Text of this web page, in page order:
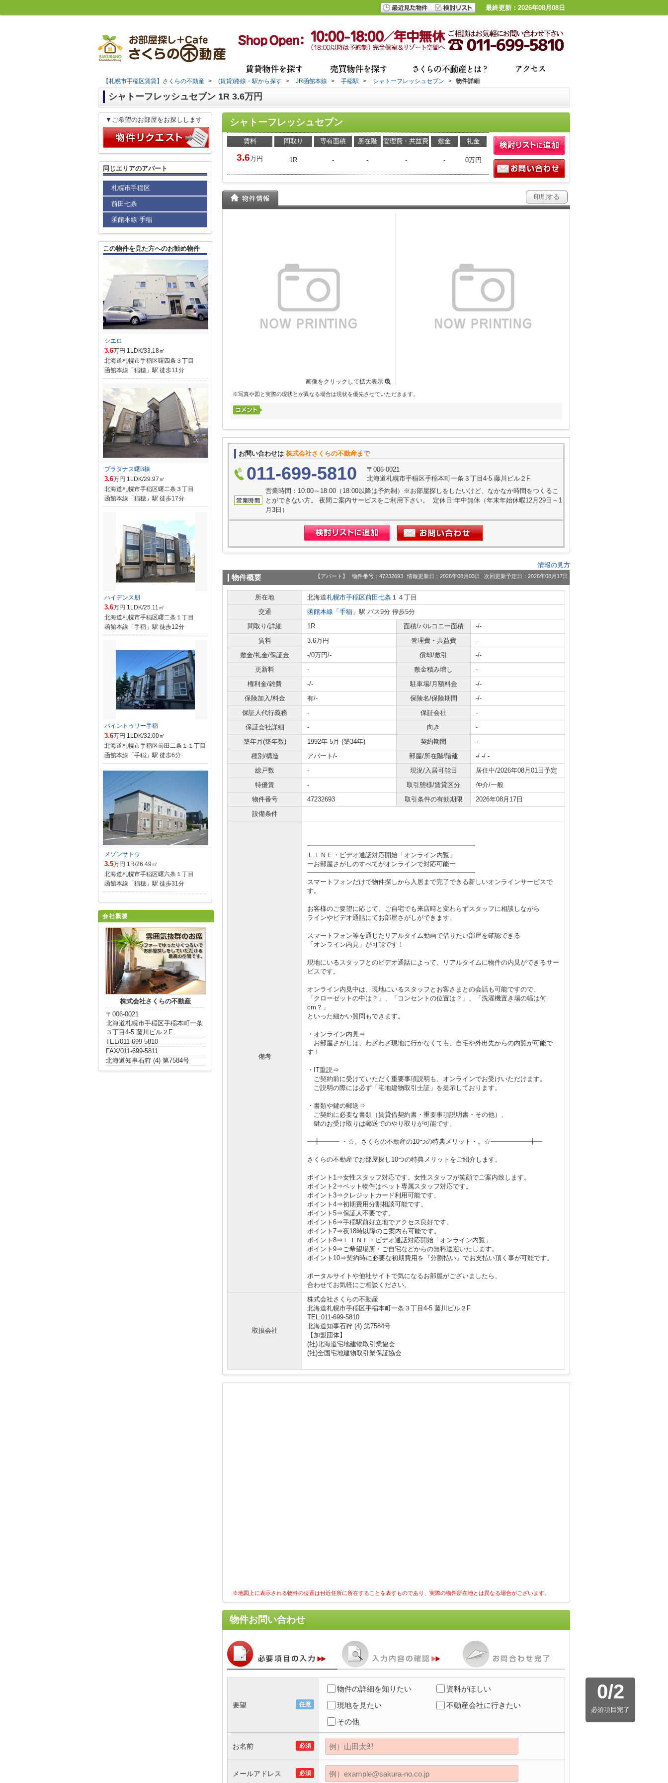
最終更新：2026年08月08日
【札幌市手稲区賃貸】さくらの不動産 > (賃貸)路線・駅から探す > JR函館本線 > 手稲駅 > シャトーフレッシュセブン > 物件詳細
シャトーフレッシュセブン 1R 3.6万円
シャトーフレッシュセブン
賃料
3.6万円
間取り
1R
専有面積
-
所在階
-
管理費・共益費
-
敷金
-
礼金
0万円
印刷する
画像をクリックして拡大表示
※写真や図と実際の現状とが異なる場合は現状を優先させていただきます。
お問い合わせは 株式会社さくらの不動産まで
011-699-5810
〒006-0021
北海道札幌市手稲区手稲本町一条３丁目4-5 藤川ビル２F
営業時間：10:00～18:00（18:00以降は予約制）※お部屋探しをしたいけど、なかなか時間をつくるこ
とができない方。 夜間ご案内サービスをご利用下さい。 定休日:年中無休（年末年始休暇12月29日～1
月3日）
情報の見方
物件概要 【アパート】 物件番号：47232693 情報更新日：2026年08月03日 次回更新予定日：2026年08月17日
所在地 北海道札幌市手稲区前田七条 １４丁目
交通
函館本線 「 手稲 」駅 バス9分 停歩5分
間取り/詳細
1R 面積/バルコニー面積
-/-
賃料
3.6万円 管理費・共益費
-
敷金/礼金/保証金
-/0万円/- 償却/敷引
-/-
更新料
- 敷金積み増し
-
権利金/雑費
-/- 駐車場/月額料金
-/-
保険加入/料金
有/- 保険名/保険期間
-/-
保証人代行義務
- 保証会社
-
保証会社詳細
- 向き
-
築年月(築年数)
1992年 5月 (築34年) 契約期間
-
種別/構造
アパート/- 部屋/所在階/階建
-/ -/ -
総戸数
- 現況/入居可能日
居住中/2026年08月01日予定
特優賃
- 取引態様/賃貸区分
仲介/一般
物件番号
47232693 取引条件の有効期限
2026年08月17日
設備条件
備考
━━━━━━━━━━━━━━━━━━━━━━━━━━
ＬＩＮＥ・ビデオ通話対応開始「オンライン内覧」
ーお部屋さがしのすべてがオンラインで対応可能ー
━━━━━━━━━━━━━━━━━━━━━━━━━━
スマートフォンだけで物件探しから入居まで完了できる新しいオンラインサービスで
す。
お客様のご要望に応じて、ご自宅でも来店時と変わらずスタッフに相談しながら
ラインやビデオ通話にてお部屋さがしができます。
スマートフォン等を通じたリアルタイム動画で借りたい部屋を確認できる
「オンライン内見」が可能です！
現地にいるスタッフとのビデオ通話によって、リアルタイムに物件の内見ができるサー
ビスです。
オンライン内見中は、現地にいるスタッフとお客さまとの会話も可能ですので、
「クローゼットの中は？」、「コンセントの位置は？」、「洗濯機置き場の幅は何
cm？」
といった細かい質問もできます。
・オンライン内見⇒
お部屋さがしは、わざわざ現地に行かなくても、自宅や外出先からの内覧が可能で
す！
・IT重説⇒
ご契約前に受けていただく重要事項説明も、オンラインでお受けいただけます。
ご説明の際には必ず「宅地建物取引士証」を提示しております。
・書類や鍵の郵送⇒
ご契約に必要な書類（賃貸借契約書・重要事項説明書・その他）、
鍵のお受け取りは郵送でのやり取りが可能です。
━╋━━━ ・☆。さくらの不動産の10つの特典メリット・。☆━━━━━━╋━
さくらの不動産でお部屋探し10つの特典メリットをご紹介します。
ポイント1⇒女性スタッフ対応です。女性スタッフが笑顔でご案内致します。
ポイント2⇒ペット物件はペット専属スタッフ対応です。
ポイント3⇒クレジットカード利用可能です。
ポイント4⇒初期費用分割相談可能です。
ポイント5⇒保証人不要です。
ポイント6⇒手稲駅前好立地でアクセス良好です。
ポイント7⇒夜18時以降のご案内も可能です。
ポイント8⇒ＬＩＮＥ・ビデオ通話対応開始「オンライン内覧」
ポイント9⇒ご希望場所・ご自宅などからの無料送迎いたします。
ポイント10⇒契約時に必要な初期費用を『分割払い』でお支払い頂く事が可能です。
ポータルサイトや他社サイトで気になるお部屋がございましたら、
合わせてお気軽にご相談ください。
取扱会社
株式会社さくらの不動産
北海道札幌市手稲区手稲本町一条３丁目4-5 藤川ビル２F
TEL:011-699-5810
北海道知事石狩 (4) 第7584号
【加盟団体】
(社)北海道宅地建物取引業協会
(社)全国宅地建物取引業保証協会
※地図上に表示される物件の位置は付近住所に所在することを表すものであり、実際の物件所在地とは異なる場合がございます。
物件お問い合わせ
0/2
必須項目完了
任意
要望
物件の詳細を知りたい
資料がほしい
現地を見たい
不動産会社に行きたい
その他
必須
お名前
必須
メールアドレス
▼ご希望のお部屋をお探しします
同じエリアのアパート
札幌市手稲区
前田七条
函館本線 手稲
この物件を見た方へのお勧め物件
シエロ
3.6万円 1LDK/33.18㎡
北海道札幌市手稲区曙四条３丁目
函館本線「稲穂」駅 徒歩11分
プラタナス曙B棟
3.6万円 1LDK/29.97㎡
北海道札幌市手稲区曙二条３丁目
函館本線「稲穂」駅 徒歩17分
ハイデンス朋
3.6万円 1LDK/25.11㎡
北海道札幌市手稲区曙二条１丁目
函館本線「手稲」駅 徒歩12分
パイントゥリー手稲
3.6万円 1LDK/32.00㎡
北海道札幌市手稲区前田二条１１丁目
函館本線「手稲」駅 徒歩6分
メゾンサトウ
3.5万円 1R/26.49㎡
北海道札幌市手稲区曙六条１丁目
函館本線「稲穂」駅 徒歩31分
株式会社さくらの不動産
〒006-0021
北海道札幌市手稲区手稲本町一条
３丁目4-5 藤川ビル２F
TEL/011-699-5810
FAX/011-699-5811
北海道知事石狩 (4) 第7584号